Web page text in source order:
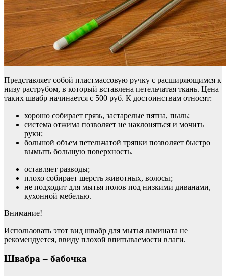
Представляет собой пластмассовую ручку с расширяющимся к
низу раструбом, в который вставлена петельчатая ткань. Цена
таких швабр начинается с 500 руб. К достоинствам относят:
хорошо собирает грязь, застарелые пятна, пыль;
система отжима позволяет не наклоняться и мочить
руки;
большой объем петельчатой тряпки позволяет быстро
вымыть большую поверхность.
оставляет разводы;
плохо собирает шерсть животных, волосы;
не подходит для мытья полов под низкими диванами,
кухонной мебелью.
Внимание!
Использовать этот вид швабр для мытья ламината не
рекомендуется, ввиду плохой впитываемости влаги.
Швабра – бабочка